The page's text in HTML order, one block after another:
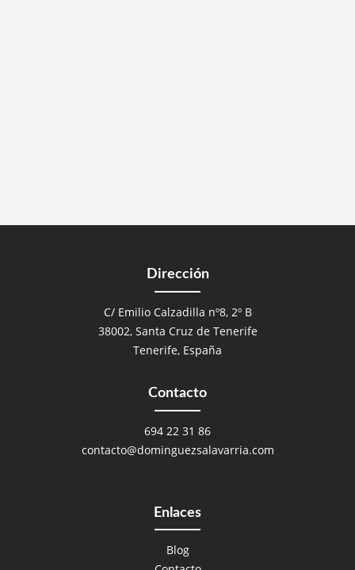
Dirección
C/ Emilio Calzadilla nº8, 2º B
38002, Santa Cruz de Tenerife
Tenerife, España
Contacto
694 22 31 86
contacto@dominguezsalavarria.com
Enlaces
Blog